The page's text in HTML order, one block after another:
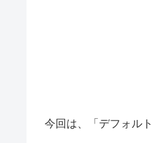
今回は、「デフォル